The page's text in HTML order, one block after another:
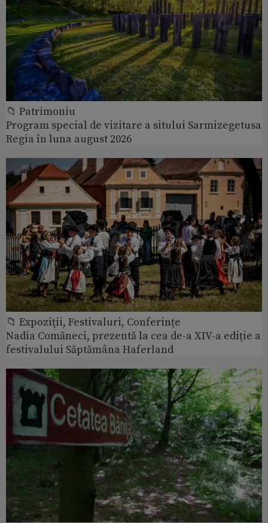
📁 Patrimoniu
Program special de vizitare a sitului Sarmizegetusa
Regia în luna august 2026
📁 Expoziţii, Festivaluri, Conferințe
Nadia Comăneci, prezentă la cea de-a XIV-a ediție a
festivalului Săptămâna Haferland